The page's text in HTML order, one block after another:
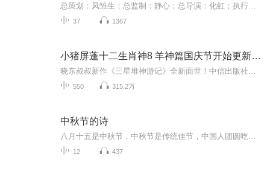
37 1367
小猪屏蓬十二生肖神8 羊神篇国庆节开始更新啦！
550 315.2万
中秋节的诗
12 437